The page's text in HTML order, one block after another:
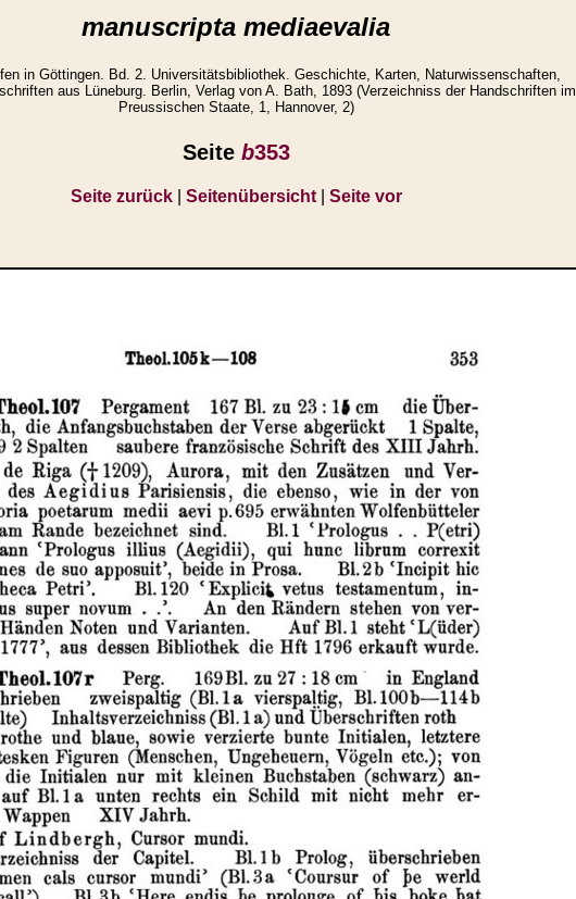
manuscripta mediaevalia
in Göttingen. Bd. 2. Universitätsbibliothek. Geschichte, Karten, Naturwissenschaften,
aus Lüneburg. Berlin, Verlag von A. Bath, 1893 (Verzeichniss der Handschriften im
Preussischen Staate, 1, Hannover, 2)
Seite b353
Seite zurück| Seitenübersicht| Seite vor